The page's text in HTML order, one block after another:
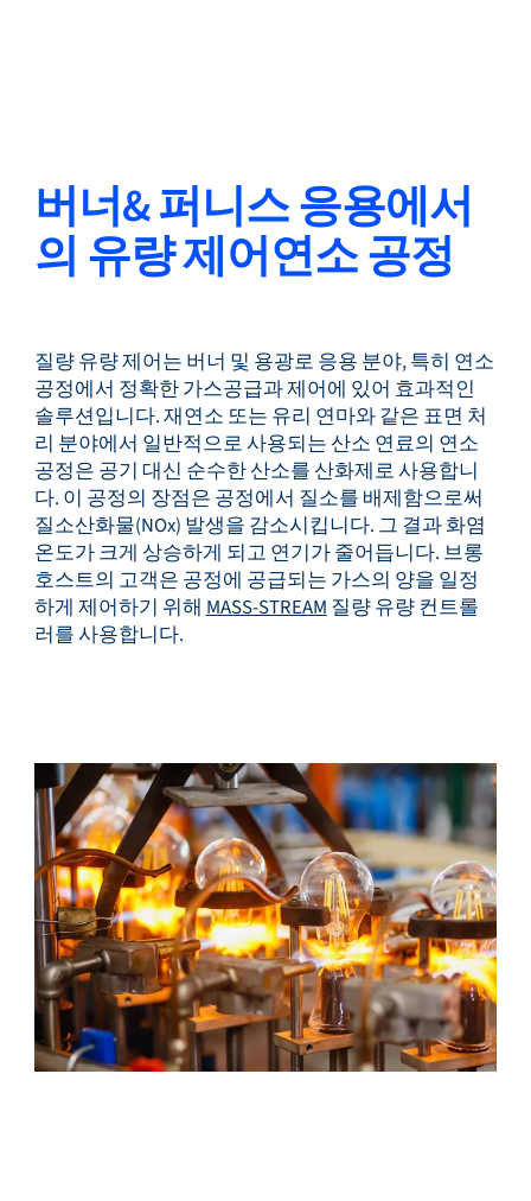
뒤로
제품
마켓
서비스 및 지원
Bronkhorst
연락하기
버너& 퍼니스 응용에서
의 유량 제어연소 공정
질량 유량 제어는 버너 및 용광로 응용 분야, 특히 연소
공정에서 정확한 가스공급과 제어에 있어 효과적인
솔루션입니다. 재연소 또는 유리 연마와 같은 표면 처
리 분야에서 일반적으로 사용되는 산소 연료의 연소
공정은 공기 대신 순수한 산소를 산화제로 사용합니
다. 이 공정의 장점은 공정에서 질소를 배제함으로써
질소산화물(NOx) 발생을 감소시킵니다. 그 결과 화염
온도가 크게 상승하게 되고 연기가 줄어듭니다. 브롱
호스트의 고객은 공정에 공급되는 가스의 양을 일정
하게 제어하기 위해MASS-STREAM질량 유량 컨트롤
러를 사용합니다.